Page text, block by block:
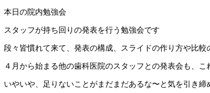
本日の院内勉強会
スタッフが持ち回りの発表を行う勉強会です
段々皆慣れて来て、発表の構成、スライドの作り方や比較
４月から始まる他の歯科医院のスタッフとの発表会も、こ
いやいや、足りないことがまだまだあるな〜と気を引き締